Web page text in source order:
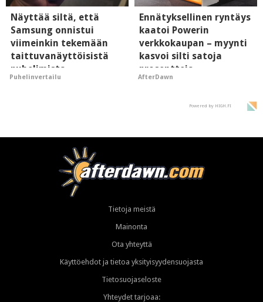
Näyttää siltä, että
Samsung onnistui
viimeinkin tekemään
taittuvanäyttöisistä
puhelimista
supersuosittuja
Puhelinvertailu
Ennätyksellinen ryntäys
kaatoi Powerin
verkkokaupan – myynti
kasvoi silti satoja
prosentteja
AfterDawn
Powered by HIGH.FI
Tietoja meistä
Mainonta
Ota yhteyttä
Käyttöehdot ja tietoa yksityisyydensuojasta
Tietosuojaseloste
Yhteydet tarjoaa: